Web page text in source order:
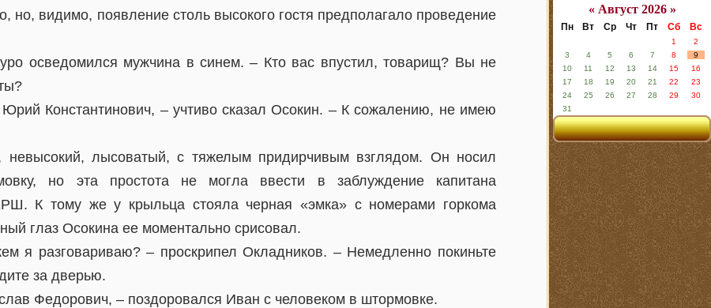
но, видимо, появление столь высокого гостя предполагало проведение
осведомился мужчина в синем. – Кто вас впустил, товарищ? Вы не
Константинович, – учтиво сказал Осокин. – К сожалению, не имею
невысокий, лысоватый, с тяжелым придирчивым взглядом. Он носил
но эта простота не могла ввести в заблуждение капитана
К тому же у крыльца стояла черная «эмка» с номерами горкома
глаз Осокина ее моментально срисовал.
я разговариваю? – проскрипел Окладников. – Немедленно покиньте
за дверью.
Федорович, – поздоровался Иван с человеком в штормовке.
« Август 2026 »
Пн Вт Ср Чт Пт Сб Вс
1
2
3
4 5 6 7 8
9
10
11 12 13 14 15
16
17
18 19 20 21 22
23
24
25 26 27 28 29
30
31